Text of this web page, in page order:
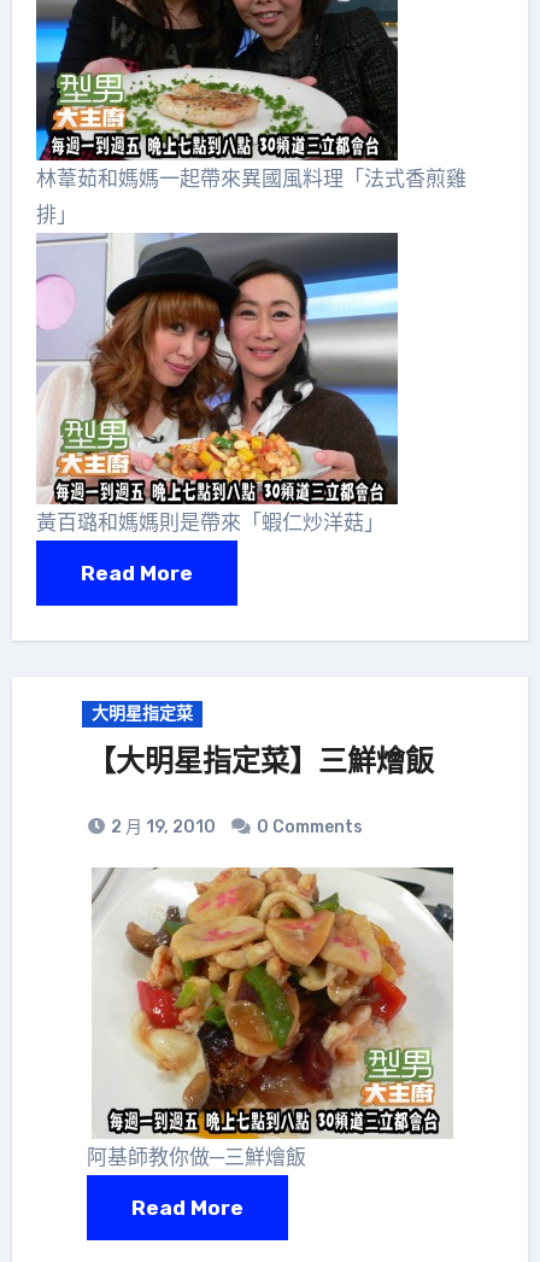
林葦茹和媽媽一起帶來異國風料理「法式香煎雞
排」
黃百璐和媽媽則是帶來「蝦仁炒洋菇」
Read More
大明星指定菜
【大明星指定菜】三鮮燴飯
2 月 19, 2010 0 Comments
阿基師教你做─三鮮燴飯
Read More